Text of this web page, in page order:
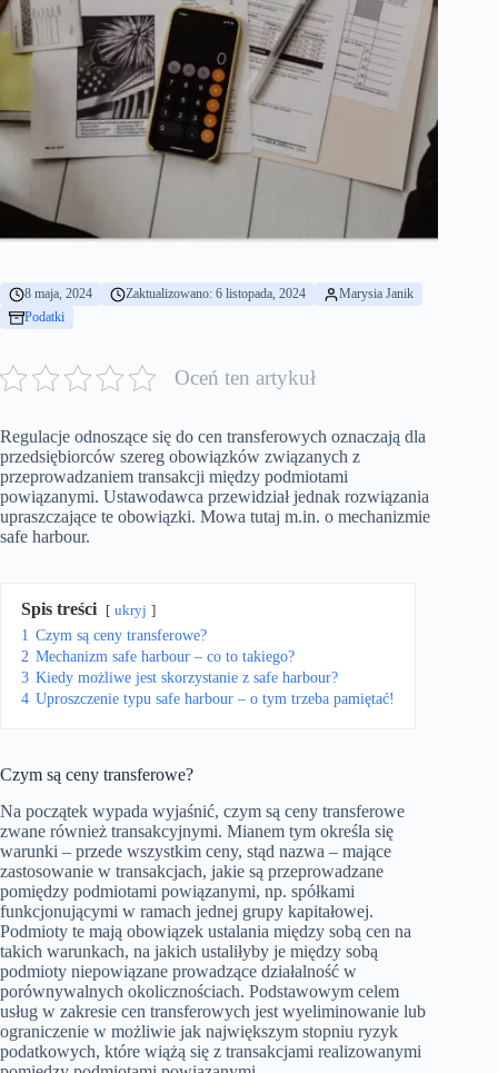
8 maja, 2024 Zaktualizowano: 6 listopada, 2024
Marysia Janik
Podatki
Oceń ten artykuł
Regulacje odnoszące się do cen transferowych oznaczają dla
przedsiębiorców szereg obowiązków związanych z
przeprowadzaniem transakcji między podmiotami
powiązanymi. Ustawodawca przewidział jednak rozwiązania
upraszczające te obowiązki. Mowa tutaj m.in. o mechanizmie
safe harbour.
Spis treści ukryj
1 Czym są ceny transferowe?
2 Mechanizm safe harbour – co to takiego?
3 Kiedy możliwe jest skorzystanie z safe harbour?
4 Uproszczenie typu safe harbour – o tym trzeba pamiętać!
Czym są ceny transferowe?
Na początek wypada wyjaśnić, czym są ceny transferowe
zwane również transakcyjnymi. Mianem tym określa się
warunki – przede wszystkim ceny, stąd nazwa – mające
zastosowanie w transakcjach, jakie są przeprowadzane
pomiędzy podmiotami powiązanymi, np. spółkami
funkcjonującymi w ramach jednej grupy kapitałowej.
Podmioty te mają obowiązek ustalania między sobą cen na
takich warunkach, na jakich ustaliłyby je między sobą
podmioty niepowiązane prowadzące działalność w
porównywalnych okolicznościach. Podstawowym celem
usług w zakresie cen transferowych jest wyeliminowanie lub
ograniczenie w możliwie jak największym stopniu ryzyk
podatkowych, które wiążą się z transakcjami realizowanymi